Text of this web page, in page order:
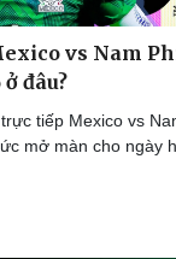
vs Nam
đâu?
tiếp Mexico vs
mở màn cho ngày